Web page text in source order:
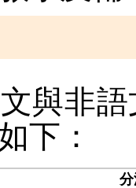
與非
下：